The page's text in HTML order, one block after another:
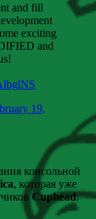
and fill
exciting
and
19,
консольной
, которая уже
Cuphead.